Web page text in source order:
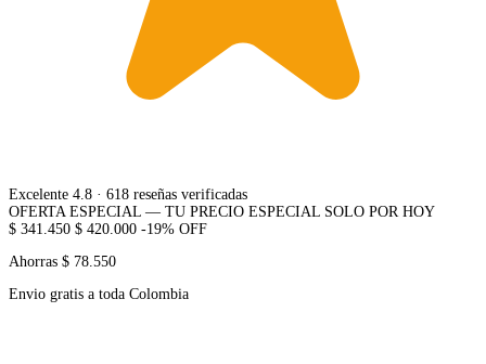
Excelente 4.8 · 618 reseñas verificadas
OFERTA ESPECIAL — TU PRECIO ESPECIAL SOLO POR HOY
$ 341.450 $ 420.000 -19% OFF
Ahorras $ 78.550
Envio gratis a toda Colombia